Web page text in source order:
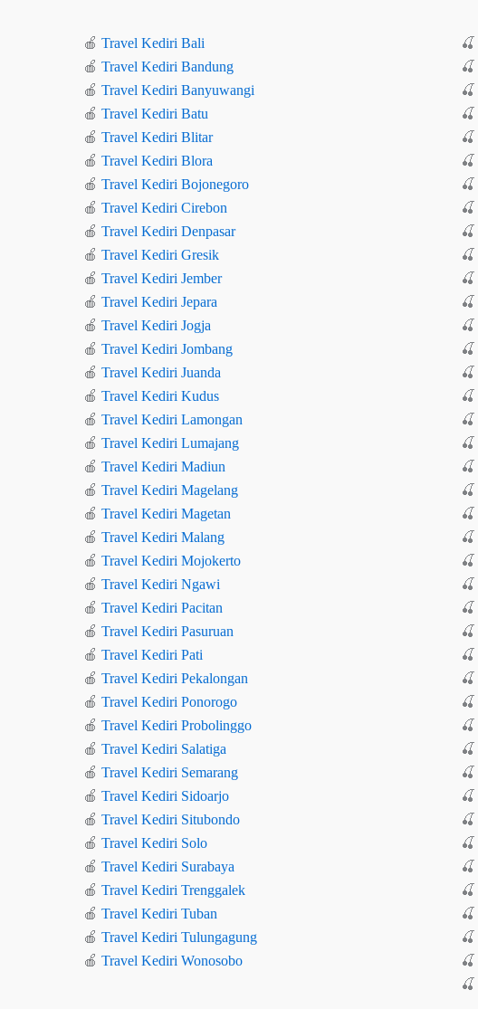
🍎 Travel Kediri Bali
🍎 Travel Kediri Bandung
🍎 Travel Kediri Banyuwangi
🍎 Travel Kediri Batu
🍎 Travel Kediri Blitar
🍎 Travel Kediri Blora
🍎 Travel Kediri Bojonegoro
🍎 Travel Kediri Cirebon
🍎 Travel Kediri Denpasar
🍎 Travel Kediri Gresik
🍎 Travel Kediri Jember
🍎 Travel Kediri Jepara
🍎 Travel Kediri Jogja
🍎 Travel Kediri Jombang
🍎 Travel Kediri Juanda
🍎 Travel Kediri Kudus
🍎 Travel Kediri Lamongan
🍎 Travel Kediri Lumajang
🍎 Travel Kediri Madiun
🍎 Travel Kediri Magelang
🍎 Travel Kediri Magetan
🍎 Travel Kediri Malang
🍎 Travel Kediri Mojokerto
🍎 Travel Kediri Ngawi
🍎 Travel Kediri Pacitan
🍎 Travel Kediri Pasuruan
🍎 Travel Kediri Pati
🍎 Travel Kediri Pekalongan
🍎 Travel Kediri Ponorogo
🍎 Travel Kediri Probolinggo
🍎 Travel Kediri Salatiga
🍎 Travel Kediri Semarang
🍎 Travel Kediri Sidoarjo
🍎 Travel Kediri Situbondo
🍎 Travel Kediri Solo
🍎 Travel Kediri Surabaya
🍎 Travel Kediri Trenggalek
🍎 Travel Kediri Tuban
🍎 Travel Kediri Tulungagung
🍎 Travel Kediri Wonosobo
🍒
🍒
🍒
🍒
🍒
🍒
🍒
🍒
🍒
🍒
🍒
🍒
🍒
🍒
🍒
🍒
🍒
🍒
🍒
🍒
🍒
🍒
🍒
🍒
🍒
🍒
🍒
🍒
🍒
🍒
🍒
🍒
🍒
🍒
🍒
🍒
🍒
🍒
🍒
🍒
🍒